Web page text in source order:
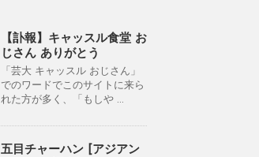
【訃報】キャッスル食堂 お
じさん ありがとう
「芸大 キャッスル おじさん」
でのワードでこのサイトに来ら
れた方が多く、「もしや ...
五目チャーハン [アジアン